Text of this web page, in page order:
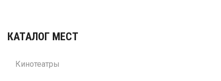
КАТАЛОГ МЕСТ
Кинотеатры